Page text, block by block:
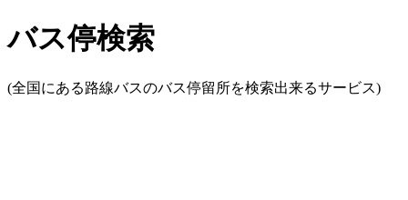
バス停検索
(全国にある路線バスのバス停留所を検索出来るサービス)